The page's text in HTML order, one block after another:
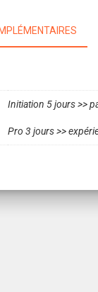
Initiation 5 jours >>
Pro 3 jours >>